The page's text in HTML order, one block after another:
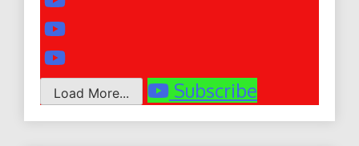
Load More... Subscribe